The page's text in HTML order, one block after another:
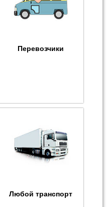
Перевозчики
Любой транспорт